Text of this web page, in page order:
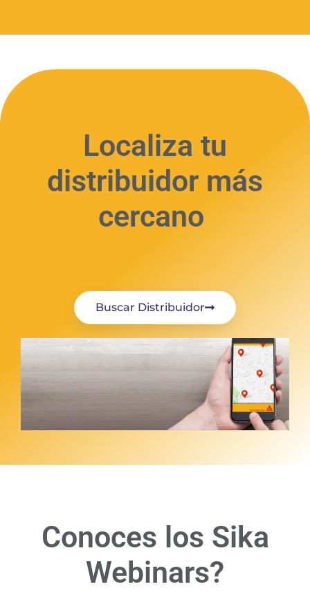
Localiza tu
distribuidor más
cercano
Buscar Distribuidor
Conoces los Sika
Webinars?